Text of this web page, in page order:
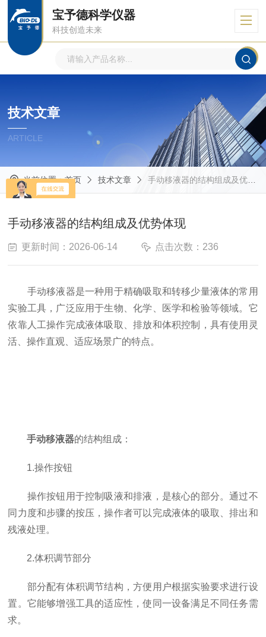
宝予德科学仪器
科技创造未来
技术文章
ARTICLE
当前位置：首页 技术文章 手动移液器的结构组成及优势体现
手动移液器的结构组成及优势体现
更新时间：2026-06-14 点击次数：236
手动移液器是一种用于精确吸取和转移少量液体的常用
实验工具，广泛应用于生物、化学、医学和检验等领域。它
依靠人工操作完成液体吸取、排放和体积控制，具有使用灵
活、操作直观、适应场景广的特点。
手动移液器的结构组成：
1.操作按钮
操作按钮用于控制吸液和排液，是核心的部分。通过不
同力度和步骤的按压，操作者可以完成液体的吸取、排出和
残液处理。
2.体积调节部分
部分配有体积调节结构，方便用户根据实验要求进行设
置。它能够增强工具的适应性，使同一设备满足不同任务需
求。